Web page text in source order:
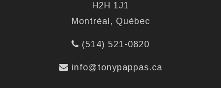
H2H 1J1
Montréal, Québec
(514) 521-0820
info@tonypappas.ca